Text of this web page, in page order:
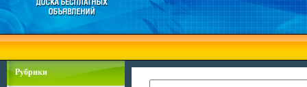
Рубрики